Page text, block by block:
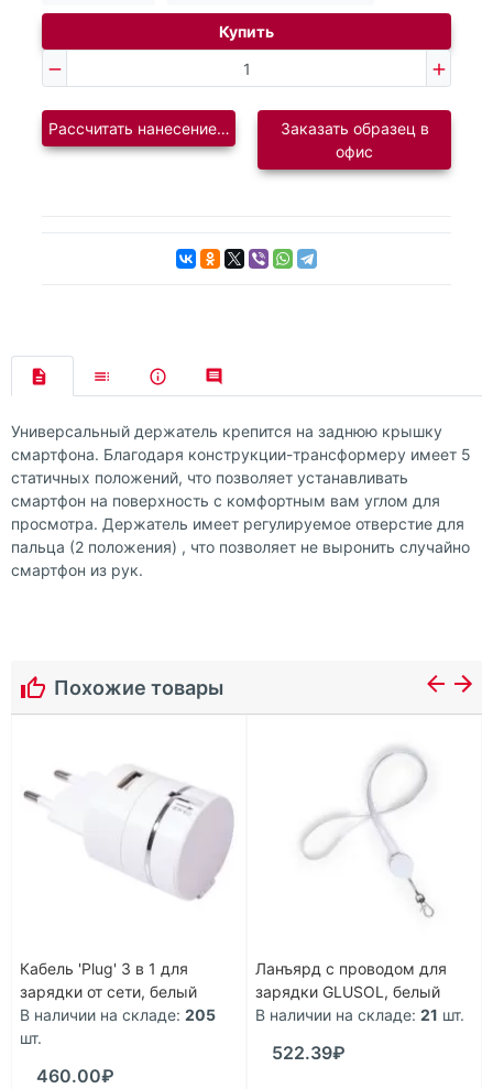
Купить
Рассчитать нанесение логотипаЗаказать образец в
офис
Универсальный держатель крепится на заднюю крышку
смартфона. Благодаря конструкции-трансформеру имеет 5
статичных положений, что позволяет устанавливать
смартфон на поверхность с комфортным вам углом для
просмотра. Держатель имеет регулируемое отверстие для
пальца (2 положения) , что позволяет не выронить случайно
смартфон из рук.
Похожие товары
Кабель 'Plug' 3 в 1 для
зарядки от сети, белый
В наличии на складе: 205
шт.
460.00₽
Ланъярд с проводом для
зарядки GLUSOL, белый
В наличии на складе: 21 шт.
522.39₽